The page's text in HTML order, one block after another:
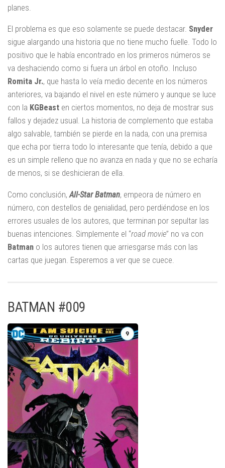
planes.
El problema es que eso solamente se puede destacar. Snyder
sigue alargando una historia que no tiene mucho fuelle. Todo lo
positivo que le había encontrado en los primeros números se
va deshaciendo como si fuera un árbol en otoño. Incluso
Romita Jr., que hasta lo veía medio decente en los números
anteriores, va bajando el nivel en este número y aunque se luce
con la KGBeast en ciertos momentos, no deja de mostrar sus
fallos y dejadez usual. La historia de complemento que estaba
algo salvable, también se pierde en la nada, con una premisa
que echa por tierra todo lo interesante que tenía, debido a que
es un simple relleno que no avanza en nada y que no se echaría
de menos, si se deshicieran de ella.
Como conclusión,All-Star Batman, empeora de número en
número, con destellos de genialidad, pero perdiéndose en los
errores usuales de los autores, que terminan por sepultar las
buenas intenciones. Simplemente el “road movie” no va con
Batman o los autores tienen que arriesgarse más con las
cartas que juegan. Esperemos a ver que se cuece.
BATMAN #009